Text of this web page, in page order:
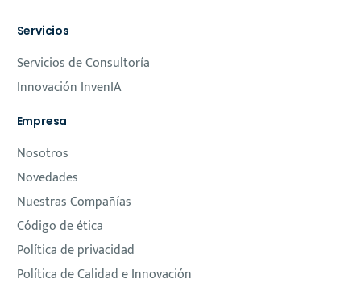
Servicios
Servicios de Consultoría
Innovación InvenIA
Empresa
Nosotros
Novedades
Nuestras Compañías
Código de ética
Política de privacidad
Política de Calidad e Innovación